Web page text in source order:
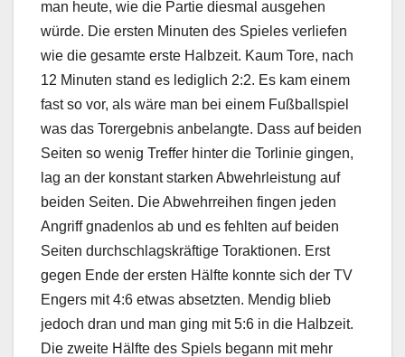
man heute, wie die Partie diesmal ausgehen
würde. Die ersten Minuten des Spieles verliefen
wie die gesamte erste Halbzeit. Kaum Tore, nach
12 Minuten stand es lediglich 2:2. Es kam einem
fast so vor, als wäre man bei einem Fußballspiel
was das Torergebnis anbelangte. Dass auf beiden
Seiten so wenig Treffer hinter die Torlinie gingen,
lag an der konstant starken Abwehrleistung auf
beiden Seiten. Die Abwehrreihen fingen jeden
Angriff gnadenlos ab und es fehlten auf beiden
Seiten durchschlagskräftige Toraktionen. Erst
gegen Ende der ersten Hälfte konnte sich der TV
Engers mit 4:6 etwas absetzten. Mendig blieb
jedoch dran und man ging mit 5:6 in die Halbzeit.
Die zweite Hälfte des Spiels begann mit mehr